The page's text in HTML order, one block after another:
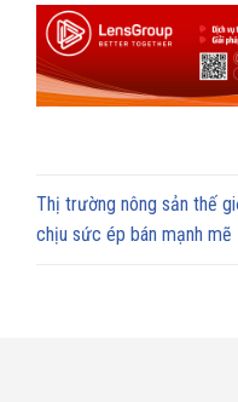
Thị trường nông sản thế
chịu sức ép bán mạnh mẽ